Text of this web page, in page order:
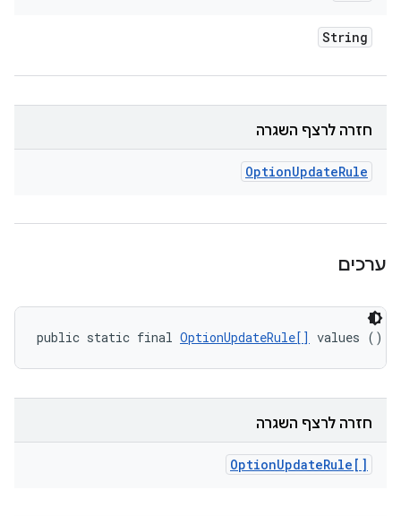
String
חזרה לרצף השגרה
OptionUpdateRule
ערכים
public static final OptionUpdateRule[] values ()
חזרה לרצף השגרה
OptionUpdateRule[]